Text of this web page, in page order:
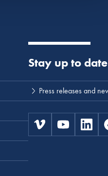
Stay up to date
Press releases and